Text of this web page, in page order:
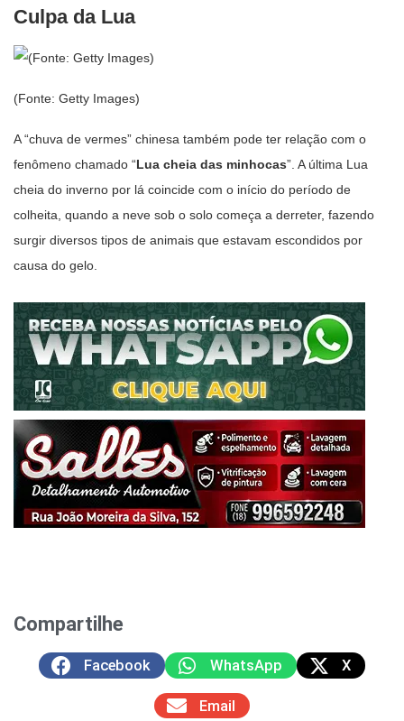
Culpa da Lua
(Fonte: Getty Images)
A “chuva de vermes” chinesa também pode ter relação com o
fenômeno chamado “Lua cheia das minhocas”. A última Lua
cheia do inverno por lá coincide com o início do período de
colheita, quando a neve sob o solo começa a derreter, fazendo
surgir diversos tipos de animais que estavam escondidos por
causa do gelo.
Compartilhe
Facebook WhatsApp X
Email